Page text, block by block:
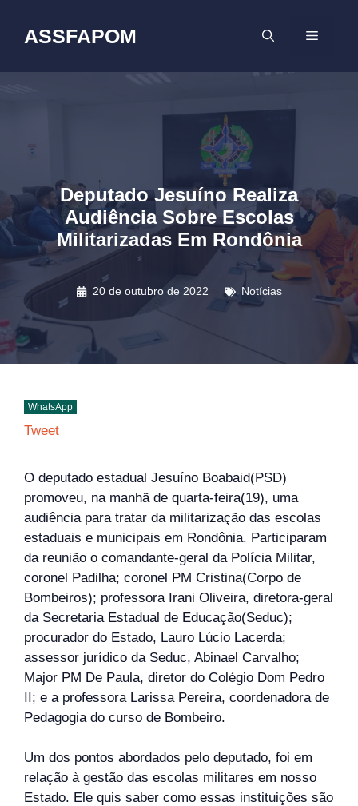
conteúdo
ASSFAPOM MENU
Deputado Jesuíno Realiza
Audiência Sobre Escolas
Militarizadas Em Rondônia
20 de outubro de 2022 Notícias
WhatsApp
Tweet
O deputado estadual Jesuíno Boabaid(PSD)
promoveu, na manhã de quarta-feira(19), uma
audiência para tratar da militarização das escolas
estaduais e municipais em Rondônia. Participaram
da reunião o comandante-geral da Polícia Militar,
coronel Padilha; coronel PM Cristina(Corpo de
Bombeiros); professora Irani Oliveira, diretora-geral
da Secretaria Estadual de Educação(Seduc);
procurador do Estado, Lauro Lúcio Lacerda;
assessor jurídico da Seduc, Abinael Carvalho;
Major PM De Paula, diretor do Colégio Dom Pedro
II; e a professora Larissa Pereira, coordenadora de
Pedagogia do curso de Bombeiro.
Um dos pontos abordados pelo deputado, foi em
relação à gestão das escolas militares em nosso
Estado. Ele quis saber como essas instituições são